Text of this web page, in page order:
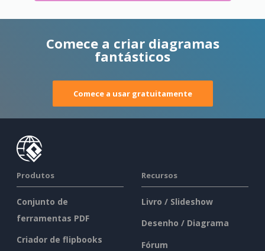
Comece a criar diagramas
fantásticos
Comece a usar gratuitamente
Produtos
Conjunto de
ferramentas PDF
Criador de flipbooks
Recursos
Livro / Slideshow
Desenho / Diagrama
Fórum